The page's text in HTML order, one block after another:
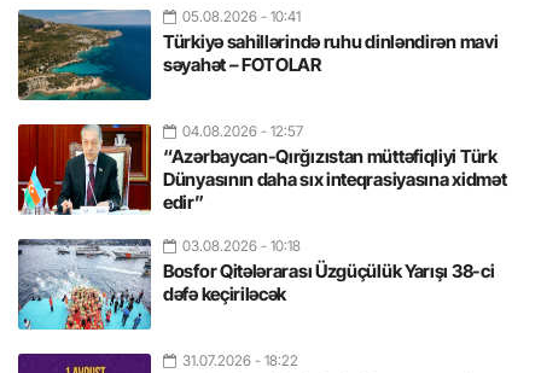
05.08.2026 - 10:41
Türkiyə sahillərində ruhu dinləndirən mavi
səyahət – FOTOLAR
04.08.2026 - 12:57
“Azərbaycan-Qırğızıstan müttəfiqliyi Türk
Dünyasının daha sıx inteqrasiyasına xidmət
edir”
03.08.2026 - 10:18
Bosfor Qitələrarası Üzgüçülük Yarışı 38-ci
dəfə keçiriləcək
31.07.2026 - 18:22